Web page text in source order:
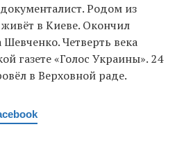
Родом из
в Киеве. Окончил
Четверть века
газете «Голос Украины». 24
в Верховной раде.